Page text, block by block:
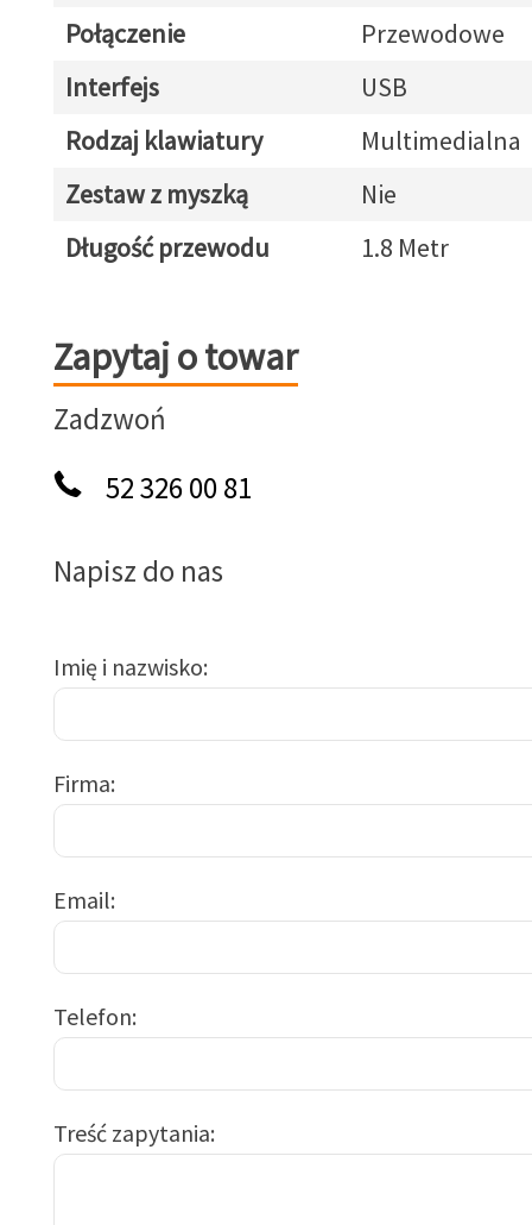
Połączenie
Przewodowe
Interfejs
USB
Rodzaj klawiatury
Multimedialna
Zestaw z myszką
Nie
Długość przewodu
1.8 Metr
Zapytaj o towar
Zapytaj o towar
Zadzwoń
52 326 00 81
Napisz do nas
Imię i nazwisko
Firma
Email
Telefon
Treść zapytania